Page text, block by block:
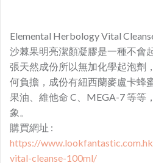
Elemental Herbology Vital
沙棘果明亮潔顏凝膠是一種不會
張天然成份所以無加化學起泡劑
何負擔，成份有紐西蘭麥盧卡蜂
果油、維他命 C、MEGA-7 等等
象。
購買網址 :
https://
vital-cleanse-100ml/